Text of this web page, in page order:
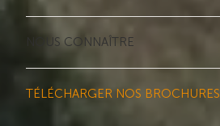
NOUS CONNAÎTRE
TÉLÉCHARGER NOS BROCHURES